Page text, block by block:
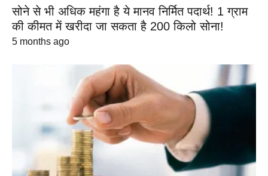
सोने से भी अधिक महंगा है ये मानव निर्मित पदार्थ! 1 ग्राम
की कीमत में खरीदा जा सकता है 200 किलो सोना!
5 months ago